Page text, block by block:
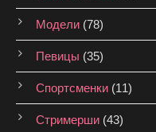
Модели (78)
Певицы (35)
Спортсменки (11)
Стримерши (43)